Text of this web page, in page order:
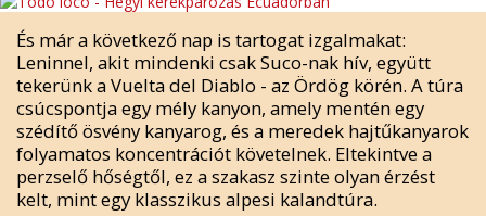
És már a következő nap is tartogat izgalmakat:
Leninnel, akit mindenki csak Suco-nak hív, együtt
tekerünk a Vuelta del Diablo - az Ördög körén. A túra
csúcspontja egy mély kanyon, amely mentén egy
szédítő ösvény kanyarog, és a meredek hajtűkanyarok
folyamatos koncentrációt követelnek. Eltekintve a
perzselő hőségtől, ez a szakasz szinte olyan érzést
kelt, mint egy klasszikus alpesi kalandtúra.